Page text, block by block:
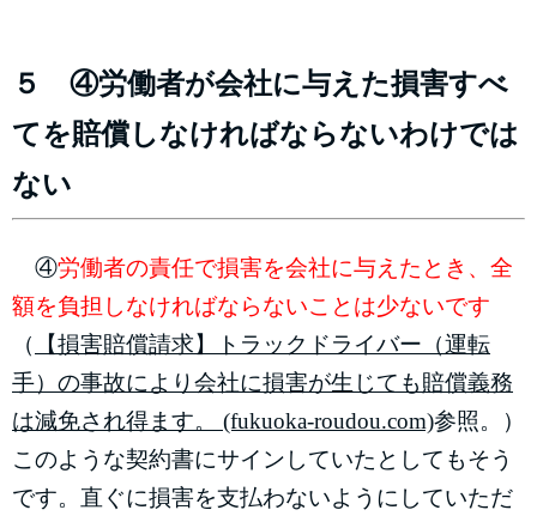
５ ④労働者が会社に与えた損害すべ
てを賠償しなければならないわけでは
ない
④労働者の責任で損害を会社に与えたとき、全
額を負担しなければならないことは少ないです
（
【損害賠償請求】トラックドライバー（運転
手）の事故により会社に損害が生じても賠償義務
は減免され得ます。 (fukuoka-roudou.com)参照。）
このような契約書にサインしていたとしてもそう
です。直ぐに損害を支払わないようにしていただ